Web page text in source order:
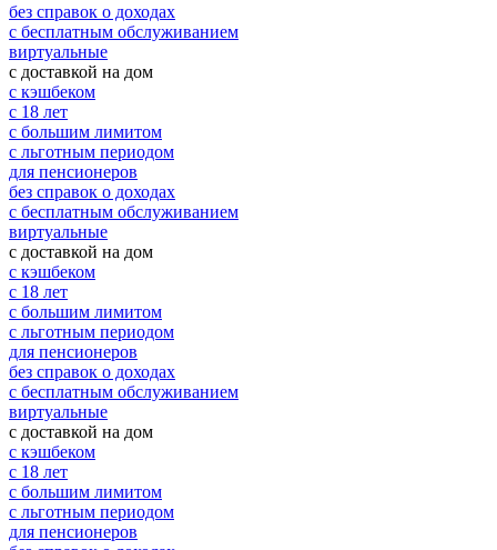
без справок о доходах
с бесплатным обслуживанием
виртуальные
с доставкой на дом
с кэшбеком
с 18 лет
с большим лимитом
с льготным периодом
для пенсионеров
без справок о доходах
с бесплатным обслуживанием
виртуальные
с доставкой на дом
с кэшбеком
с 18 лет
с большим лимитом
с льготным периодом
для пенсионеров
без справок о доходах
с бесплатным обслуживанием
виртуальные
с доставкой на дом
с кэшбеком
с 18 лет
с большим лимитом
с льготным периодом
для пенсионеров